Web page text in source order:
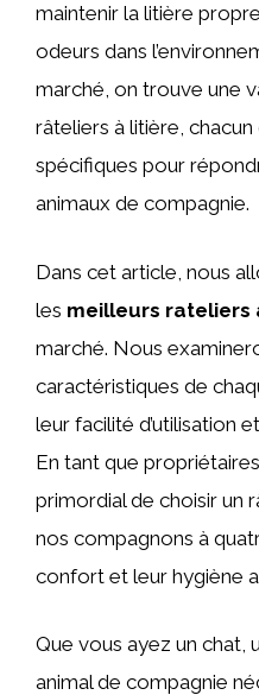
maintenir la litière
odeurs dans
marché, on trouve une
râteliers à litière,
spécifiques pour
animaux de compagnie.
Dans cet article, nous
les meilleurs rateliers
marché. Nous
caractéristiques de
leur facilité d’utilisation
En tant que
primordial de choisir un
nos compagnons à
confort et leur hygiène
Que vous ayez un chat,
animal de compagnie